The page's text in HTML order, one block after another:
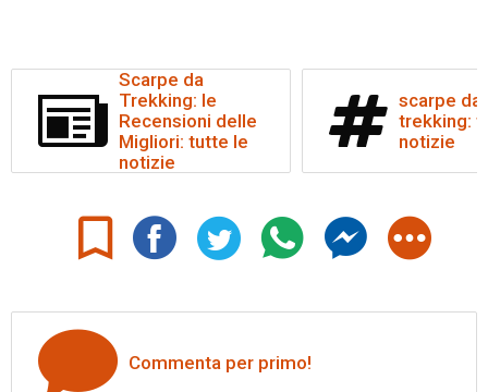
Scarpe da
Trekking: le
Recensioni delle
Migliori: tutte le
notizie
scarpe da
trekking:
notizie
Commenta per primo!